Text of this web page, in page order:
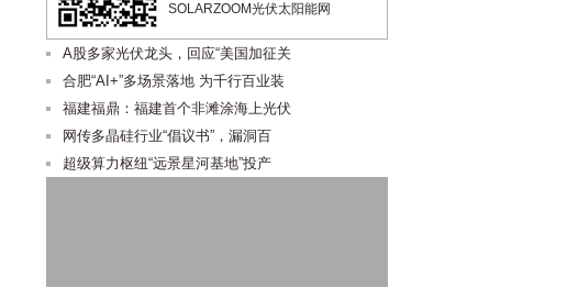
SOLARZOOM光伏太阳能网
A股多家光伏龙头，回应“美国加征关
合肥“AI+”多场景落地 为千行百业装
福建福鼎：福建首个非滩涂海上光伏
网传多晶硅行业“倡议书”，漏洞百
超级算力枢纽“远景星河基地”投产